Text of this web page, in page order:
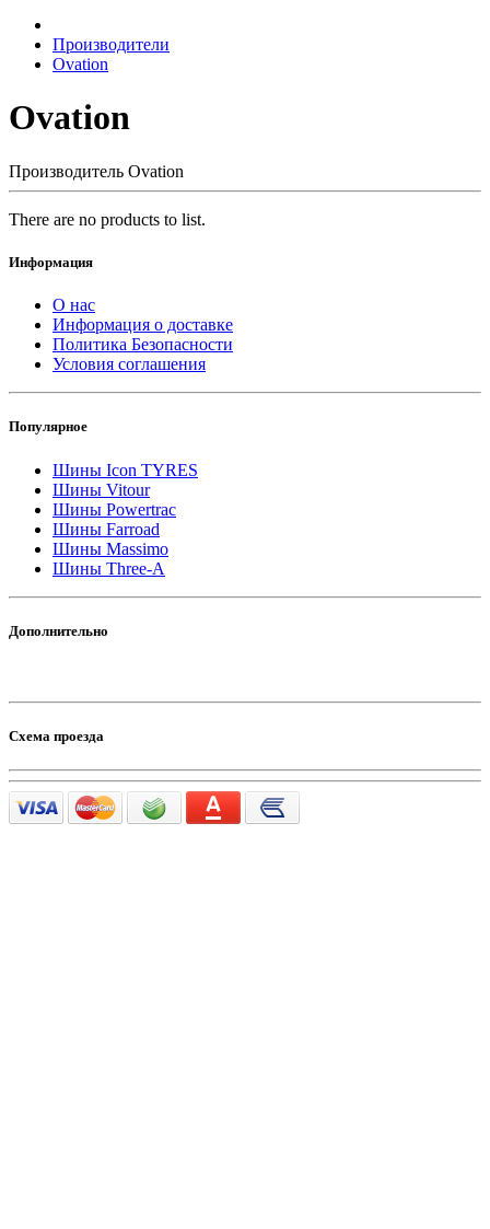
Производители
Ovation
Ovation
Производитель Ovation
There are no products to list.
Информация
О нас
Информация о доставке
Политика Безопасности
Условия соглашения
Популярное
Шины Icon TYRES
Шины Vitour
Шины Powertrac
Шины Farroad
Шины Massimo
Шины Three-A
Дополнительно
Схема проезда